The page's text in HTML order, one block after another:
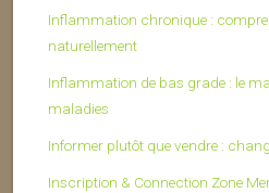
Inflammation chronique :
naturellement
Inflammation de bas grade : le
maladies
Informer plutôt que vendre :
Inscription & Connection Zone